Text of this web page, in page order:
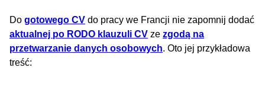
Do gotowego CV do pracy we Francji nie zapomnij dodać
aktualnej po RODO klauzuli CV ze zgodą na
przetwarzanie danych osobowych. Oto jej przykładowa
treść: